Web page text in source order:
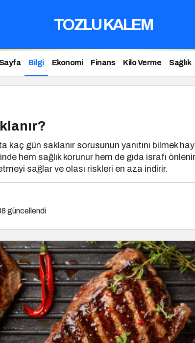
TOZLU KALEM
Bilgi Ekonomi Finans Kilo Verme Sağlık
kaç gün saklanır sorusunun yanıtını bilmek
hem sağlık korunur hem de gıda israfı
sağlar ve olası riskleri en aza indirir.
güncellendi